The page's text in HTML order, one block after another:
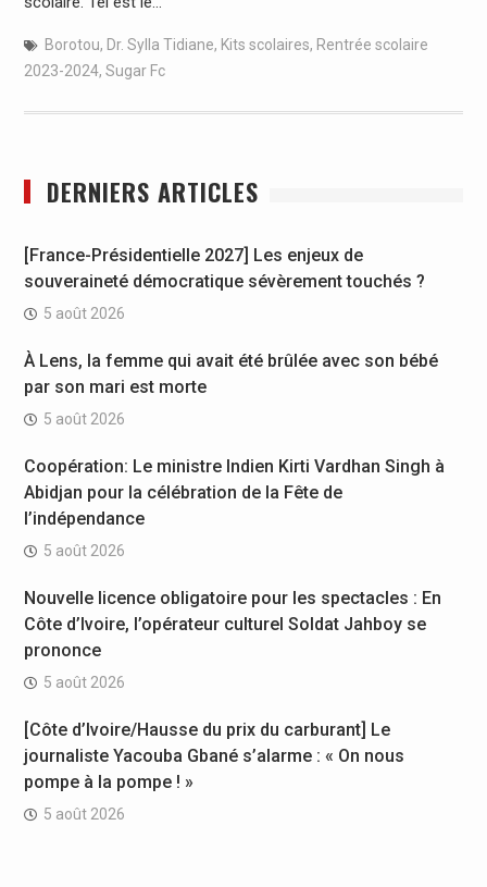
Borotou, Dr. Sylla Tidiane, Kits scolaires, Rentrée scolaire
2023-2024, Sugar Fc
DERNIERS ARTICLES
[France-Présidentielle 2027] Les enjeux de
souveraineté démocratique sévèrement touchés ?
5 août 2026
À Lens, la femme qui avait été brûlée avec son bébé
par son mari est morte
5 août 2026
Coopération: Le ministre Indien Kirti Vardhan Singh à
Abidjan pour la célébration de la Fête de
l’indépendance
5 août 2026
Nouvelle licence obligatoire pour les spectacles : En
Côte d’Ivoire, l’opérateur culturel Soldat Jahboy se
prononce
5 août 2026
[Côte d’Ivoire/Hausse du prix du carburant] Le
journaliste Yacouba Gbané s’alarme : « On nous
pompe à la pompe ! »
5 août 2026